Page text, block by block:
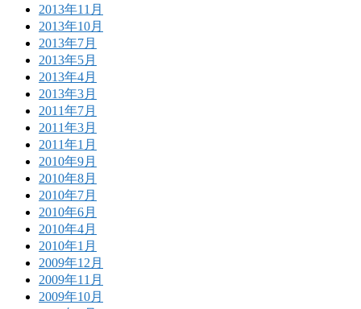
2013年11月
2013年10月
2013年7月
2013年5月
2013年4月
2013年3月
2011年7月
2011年3月
2011年1月
2010年9月
2010年8月
2010年7月
2010年6月
2010年4月
2010年1月
2009年12月
2009年11月
2009年10月